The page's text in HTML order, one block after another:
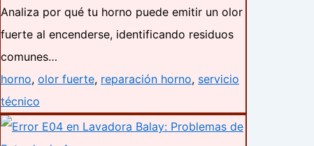
Analiza por qué tu horno puede emitir un olor
fuerte al encenderse, identificando residuos
comunes…
horno, olor fuerte, reparación horno, servicio
técnico